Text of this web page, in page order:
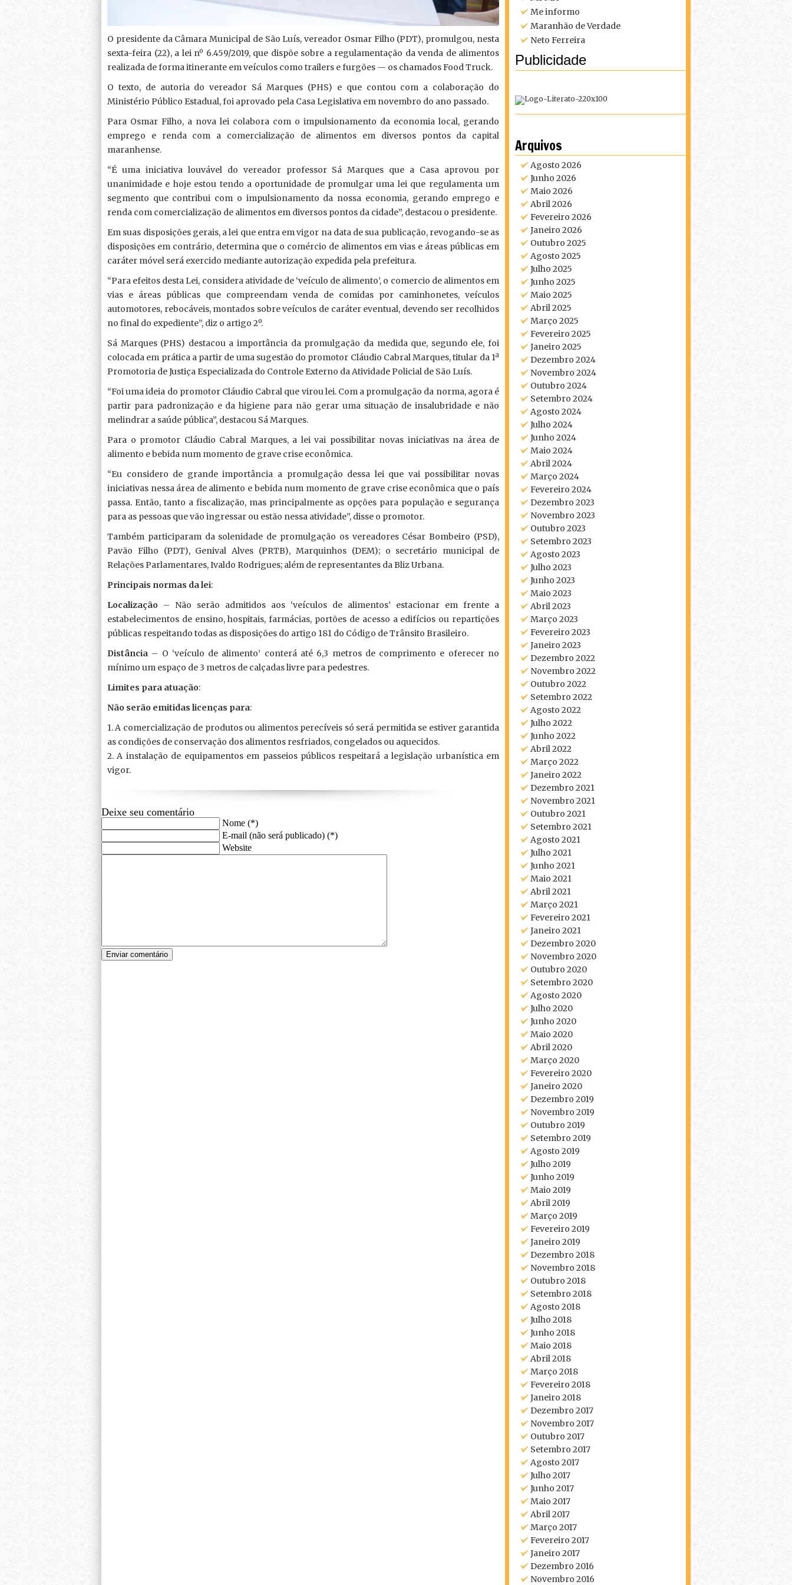
Me informo
Maranhão de Verdade
Neto Ferreira
Publicidade
Arquivos
Agosto 2026
Junho 2026
Maio 2026
Abril 2026
Fevereiro 2026
Janeiro 2026
Outubro 2025
Agosto 2025
Julho 2025
Junho 2025
Maio 2025
Abril 2025
Março 2025
Fevereiro 2025
Janeiro 2025
Dezembro 2024
Novembro 2024
Outubro 2024
Setembro 2024
Agosto 2024
Julho 2024
Junho 2024
Maio 2024
Abril 2024
Março 2024
Fevereiro 2024
Dezembro 2023
Novembro 2023
Outubro 2023
Setembro 2023
Agosto 2023
Julho 2023
Junho 2023
Maio 2023
Abril 2023
Março 2023
Fevereiro 2023
Janeiro 2023
Dezembro 2022
Novembro 2022
Outubro 2022
Setembro 2022
Agosto 2022
Julho 2022
Junho 2022
Abril 2022
Março 2022
Janeiro 2022
Dezembro 2021
Novembro 2021
Outubro 2021
Setembro 2021
Agosto 2021
Julho 2021
Junho 2021
Maio 2021
Abril 2021
Março 2021
Fevereiro 2021
Janeiro 2021
Dezembro 2020
Novembro 2020
Outubro 2020
Setembro 2020
Agosto 2020
Julho 2020
Junho 2020
Maio 2020
Abril 2020
Março 2020
Fevereiro 2020
Janeiro 2020
Dezembro 2019
Novembro 2019
Outubro 2019
Setembro 2019
Agosto 2019
Julho 2019
Junho 2019
Maio 2019
Abril 2019
Março 2019
Fevereiro 2019
Janeiro 2019
Dezembro 2018
Novembro 2018
Outubro 2018
Setembro 2018
Agosto 2018
Julho 2018
Junho 2018
Maio 2018
Abril 2018
Março 2018
Fevereiro 2018
Janeiro 2018
Dezembro 2017
Novembro 2017
Outubro 2017
Setembro 2017
Agosto 2017
Julho 2017
Junho 2017
Maio 2017
Abril 2017
Março 2017
Fevereiro 2017
Janeiro 2017
Dezembro 2016
Novembro 2016
O presidente da Câmara Municipal de São Luís, vereador Osmar Filho (PDT), promulgou, nesta
sexta-feira (22), a lei nº 6.459/2019, que dispõe sobre a regulamentação da venda de alimentos
realizada de forma itinerante em veículos como trailers e furgões — os chamados Food Truck.
O texto, de autoria do vereador Sá Marques (PHS) e que contou com a colaboração do
Ministério Público Estadual, foi aprovado pela Casa Legislativa em novembro do ano passado.
Para Osmar Filho, a nova lei colabora com o impulsionamento da economia local, gerando
emprego e renda com a comercialização de alimentos em diversos pontos da capital
maranhense.
“É uma iniciativa louvável do vereador professor Sá Marques que a Casa aprovou por
unanimidade e hoje estou tendo a oportunidade de promulgar uma lei que regulamenta um
segmento que contribui com o impulsionamento da nossa economia, gerando emprego e
renda com comercialização de alimentos em diversos pontos da cidade”, destacou o presidente.
Em suas disposições gerais, a lei que entra em vigor na data de sua publicação, revogando-se as
disposições em contrário, determina que o comércio de alimentos em vias e áreas públicas em
caráter móvel será exercido mediante autorização expedida pela prefeitura.
“Para efeitos desta Lei, considera atividade de ‘veículo de alimento’, o comercio de alimentos em
vias e áreas públicas que compreendam venda de comidas por caminhonetes, veículos
automotores, rebocáveis, montados sobre veículos de caráter eventual, devendo ser recolhidos
no final do expediente”, diz o artigo 2º.
Sá Marques (PHS) destacou a importância da promulgação da medida que, segundo ele, foi
colocada em prática a partir de uma sugestão do promotor Cláudio Cabral Marques, titular da 1ª
Promotoria de Justiça Especializada do Controle Externo da Atividade Policial de São Luís.
“Foi uma ideia do promotor Cláudio Cabral que virou lei. Com a promulgação da norma, agora é
partir para padronização e da higiene para não gerar uma situação de insalubridade e não
melindrar a saúde pública”, destacou Sá Marques.
Para o promotor Cláudio Cabral Marques, a lei vai possibilitar novas iniciativas na área de
alimento e bebida num momento de grave crise econômica.
“Eu considero de grande importância a promulgação dessa lei que vai possibilitar novas
iniciativas nessa área de alimento e bebida num momento de grave crise econômica que o país
passa. Então, tanto a fiscalização, mas principalmente as opções para população e segurança
para as pessoas que vão ingressar ou estão nessa atividade”, disse o promotor.
Também participaram da solenidade de promulgação os vereadores César Bombeiro (PSD),
Pavão Filho (PDT), Genival Alves (PRTB), Marquinhos (DEM); o secretário municipal de
Relações Parlamentares, Ivaldo Rodrigues; além de representantes da Bliz Urbana.
Principais normas da lei:
Localização – Não serão admitidos aos ‘veículos de alimentos’ estacionar em frente a
estabelecimentos de ensino, hospitais, farmácias, portões de acesso a edifícios ou repartições
públicas respeitando todas as disposições do artigo 181 do Código de Trânsito Brasileiro.
Distância – O ‘veículo de alimento’ conterá até 6,3 metros de comprimento e oferecer no
mínimo um espaço de 3 metros de calçadas livre para pedestres.
Limites para atuação:
Não serão emitidas licenças para:
1. A comercialização de produtos ou alimentos perecíveis só será permitida se estiver garantida
as condições de conservação dos alimentos resfriados, congelados ou aquecidos.
2. A instalação de equipamentos em passeios públicos respeitará a legislação urbanística em
vigor.
Deixe seu comentário
Nome (*)
E-mail (não será publicado) (*)
Website